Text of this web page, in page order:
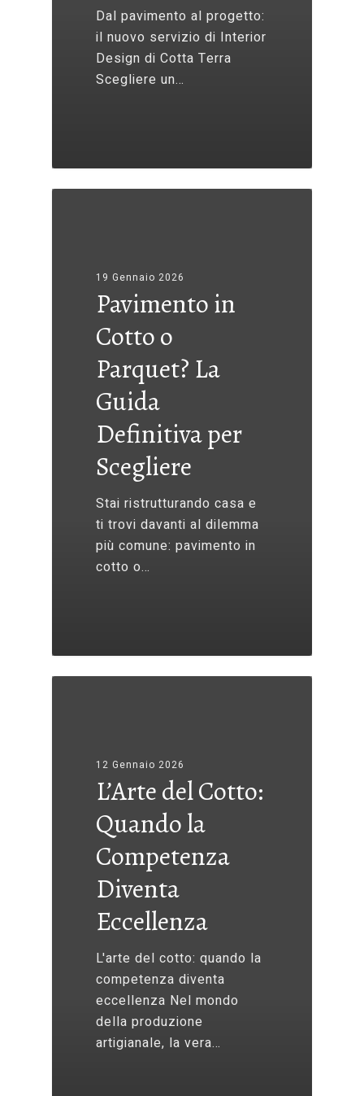
Dal pavimento al progetto:
il nuovo servizio di Interior
Design di Cotta Terra
Scegliere un…
19 Gennaio 2026
Pavimento in
Cotto o
Parquet? La
Guida
Definitiva per
Scegliere
Stai ristrutturando casa e
ti trovi davanti al dilemma
più comune: pavimento in
cotto o…
12 Gennaio 2026
L’Arte del Cotto:
Quando la
Competenza
Diventa
Eccellenza
L'arte del cotto: quando la
competenza diventa
eccellenza Nel mondo
della produzione
artigianale, la vera…